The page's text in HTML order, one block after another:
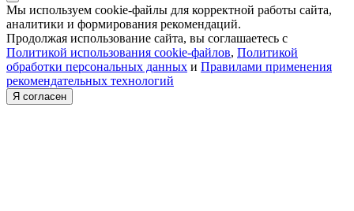
Мы используем cookie-файлы для корректной работы сайта,
аналитики и формирования рекомендаций.
Продолжая использование сайта, вы соглашаетесь с
Политикой использования cookie-файлов, Политикой
обработки персональных данных и Правилами применения
рекомендательных технологий
Я согласен